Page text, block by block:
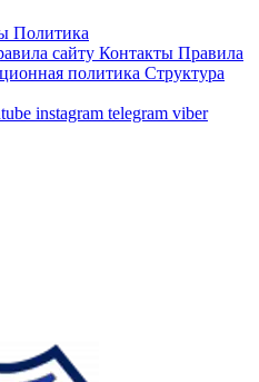
Политика
сайту Контакты Правила
политика Структура
instagram telegram viber